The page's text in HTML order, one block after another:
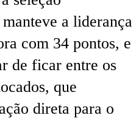
a liderança
com 34 pontos, e
de ficar entre os
que
direta para o